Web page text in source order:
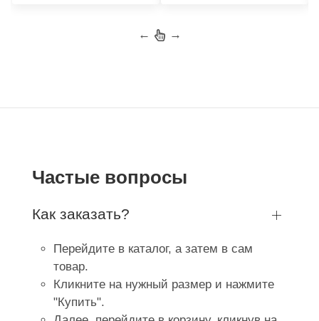
← →
Частые вопросы
Как заказать?
Перейдите в каталог, а затем в сам
товар.
Кликните на нужный размер и нажмите
"Купить".